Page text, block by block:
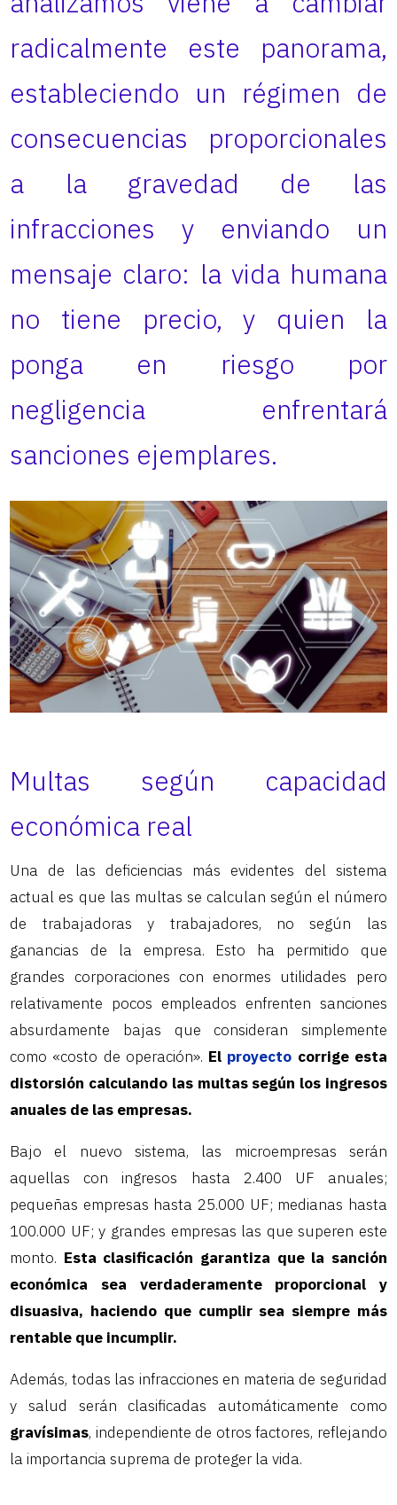
radicalmente este panorama,
estableciendo un régimen de
consecuencias proporcionales
a la gravedad de las
infracciones y enviando un
mensaje claro: la vida humana
no tiene precio, y quien la
ponga en riesgo por
negligencia enfrentará
sanciones ejemplares.
Multas según capacidad
económica real
Una de las deficiencias más evidentes del sistema
actual es que las multas se calculan según el número
de trabajadoras y trabajadores, no según las
ganancias de la empresa. Esto ha permitido que
grandes corporaciones con enormes utilidades pero
relativamente pocos empleados enfrenten sanciones
absurdamente bajas que consideran simplemente
como «costo de operación». El proyecto corrige esta
distorsión calculando las multas según los ingresos
anuales de las empresas.
Bajo el nuevo sistema, las microempresas serán
aquellas con ingresos hasta 2.400 UF anuales;
pequeñas empresas hasta 25.000 UF; medianas hasta
100.000 UF; y grandes empresas las que superen este
monto. Esta clasificación garantiza que la sanción
económica sea verdaderamente proporcional y
disuasiva, haciendo que cumplir sea siempre más
rentable que incumplir.
Además, todas las infracciones en materia de seguridad
y salud serán clasificadas automáticamente como
gravísimas, independiente de otros factores, reflejando
la importancia suprema de proteger la vida.